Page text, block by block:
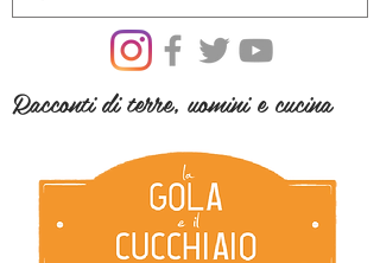
Racconti di terre, uomini e cucina